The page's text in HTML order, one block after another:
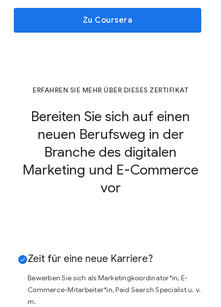
Zu Coursera
ERFAHREN SIE MEHR ÜBER DIESES ZERTIFIKAT
Bereiten Sie sich auf einen
neuen Berufsweg in der
Branche des digitalen
Marketing und E-Commerce
vor
Zeit für eine neue Karriere?
Bewerben Sie sich als Marketingkoordinator*in, E-
Commerce-Mitarbeiter*in, Paid Search Specialist u. v.
m.